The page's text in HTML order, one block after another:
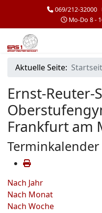
069/212-32000
Mo-Do 8 -
Aktuelle Seite:
Ernst-Reuter-
Frankfurt am
Terminkalender
Nach Jahr
Nach Monat
Nach Woche